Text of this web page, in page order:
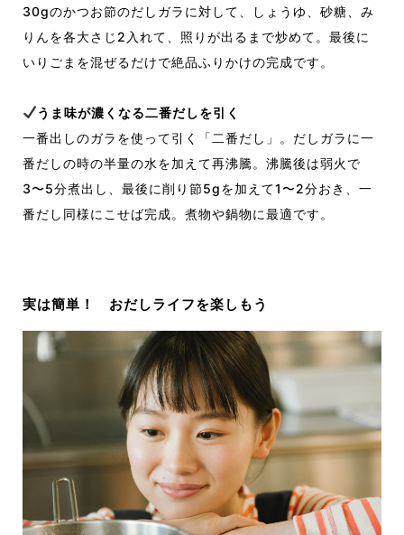
30gのかつお節のだしガラに対して、しょうゆ、砂糖、み
りんを各大さじ2入れて、照りが出るまで炒めて。最後に
いりごまを混ぜるだけで絶品ふりかけの完成です。
うま味が濃くなる二番だしを引く
一番出しのガラを使って引く「二番だし」。だしガラに一
番だしの時の半量の水を加えて再沸騰。沸騰後は弱火で
3〜5分煮出し、最後に削り節5gを加えて1〜2分おき、一
番だし同様にこせば完成。煮物や鍋物に最適です。
実は簡単！ おだしライフを楽しもう